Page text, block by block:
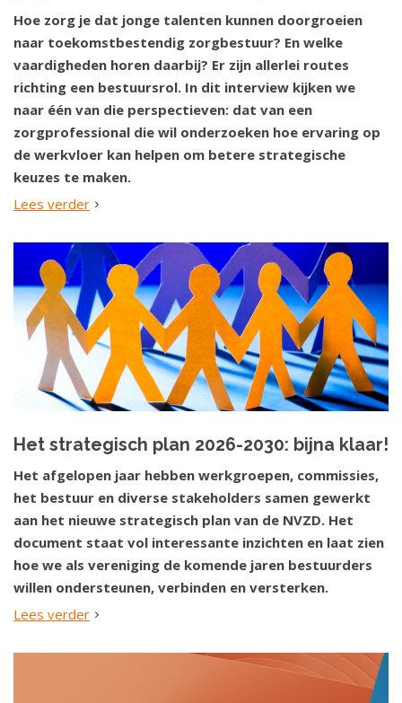
Hoe zorg je dat jonge talenten kunnen doorgroeien
naar toekomstbestendig zorgbestuur? En welke
vaardigheden horen daarbij? Er zijn allerlei routes
richting een bestuursrol. In dit interview kijken we
naar één van die perspectieven: dat van een
zorgprofessional die wil onderzoeken hoe ervaring op
de werkvloer kan helpen om betere strategische
keuzes te maken.
Lees verder
Het strategisch plan 2026-2030: bijna klaar!
Het afgelopen jaar hebben werkgroepen, commissies,
het bestuur en diverse stakeholders samen gewerkt
aan het nieuwe strategisch plan van de NVZD. Het
document staat vol interessante inzichten en laat zien
hoe we als vereniging de komende jaren bestuurders
willen ondersteunen, verbinden en versterken.
Lees verder